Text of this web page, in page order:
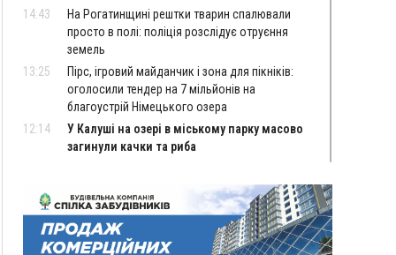
14:43
На Рогатинщині рештки тварин спалювали
просто в полі: поліція розслідує отруєння
земель
13:25
Пірс, ігровий майданчик і зона для пікніків:
оголосили тендер на 7 мільйонів на
благоустрій Німецького озера
12:14
У Калуші на озері в міському парку масово
загинули качки та риба
600 тисяч за переправлення чоловіків до
Румунії
10:49
На Прикарпатті через негоду сталися аварійні
вимкнення світла